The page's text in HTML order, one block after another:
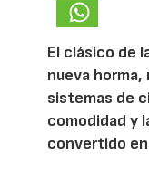
El clásico de
nueva
sistemas de
comodidad y
convertido